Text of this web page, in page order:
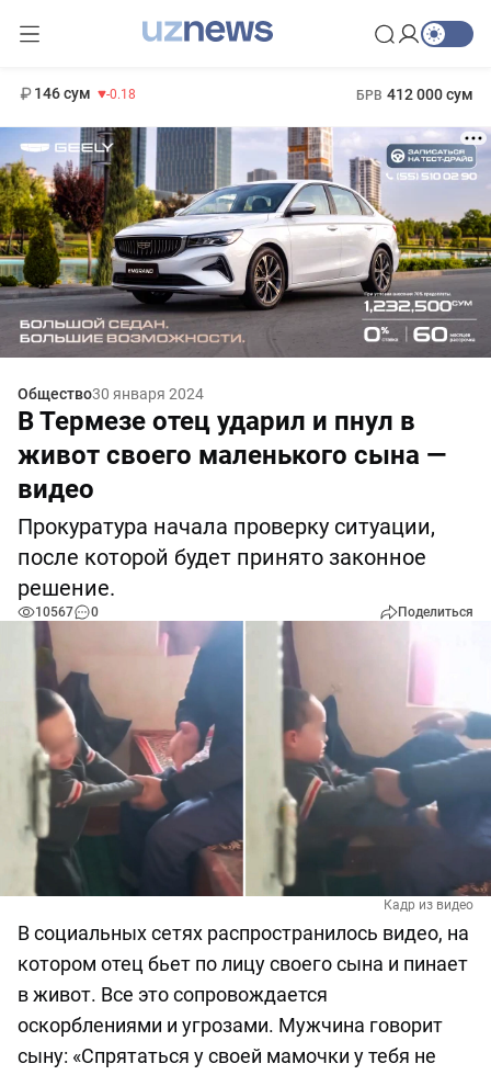
146 сум -0.18 БРВ 412 000 сум
Общество30 января 2024
В Термезе отец ударил и пнул в
живот своего маленького сына —
видео
Прокуратура начала проверку ситуации,
после которой будет принято законное
решение.
10567 0 Поделиться
Кадр из видео
В социальных сетях распространилось видео, на
котором отец бьет по лицу своего сына и пинает
в живот. Все это сопровождается
оскорблениями и угрозами. Мужчина говорит
сыну: «Спрятаться у своей мамочки у тебя не